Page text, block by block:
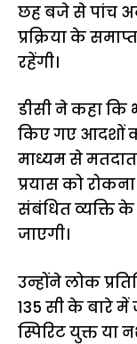
छह बजे से पांच
प्रक्रिया के
रहेंगी।
डीसी ने कहा कि
किए गए आदशों
माध्यम से
प्रयास को
संबंधित व्यक्ति
जाएगी।
उन्होंने लोक
135 सी के बारे में
स्पिरिट युक्त या